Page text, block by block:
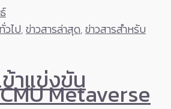
วไป,ข่าวสารล่าสุด,ข่าวสารสำหรับ
าแข่งขันMetaverse